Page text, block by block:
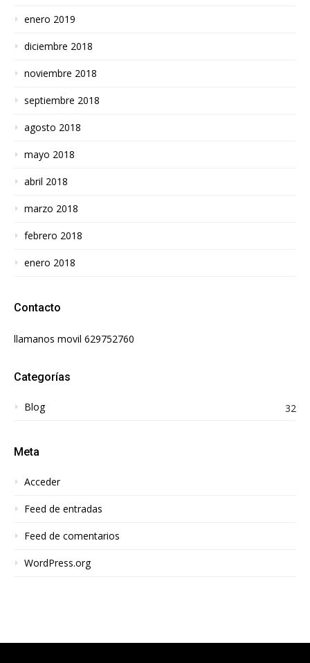
enero 2019
diciembre 2018
noviembre 2018
septiembre 2018
agosto 2018
mayo 2018
abril 2018
marzo 2018
febrero 2018
enero 2018
Contacto
llamanos movil 629752760
Categorías
Blog 32
Meta
Acceder
Feed de entradas
Feed de comentarios
WordPress.org